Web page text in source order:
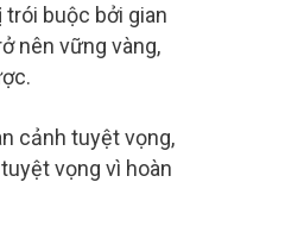
buộc bởi gian
nên vững vàng,
cảnh tuyệt vọng,
vọng vì hoàn